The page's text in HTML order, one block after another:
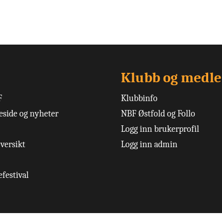
og nyheter
Klubb og
Klubbinfo
NBF Østfold og Follo
Logg inn brukerprofil
Logg inn admin